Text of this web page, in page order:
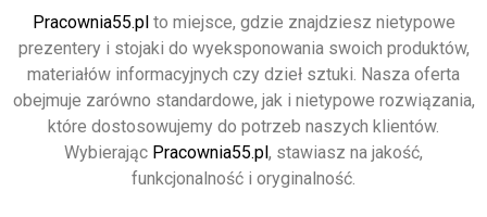
Pracownia55.pl to miejsce, gdzie znajdziesz nietypowe
prezentery i stojaki do wyeksponowania swoich produktów,
materiałów informacyjnych czy dzieł sztuki. Nasza oferta
obejmuje zarówno standardowe, jak i nietypowe rozwiązania,
które dostosowujemy do potrzeb naszych klientów.
Wybierając Pracownia55.pl , stawiasz na jakość,
funkcjonalność i oryginalność.